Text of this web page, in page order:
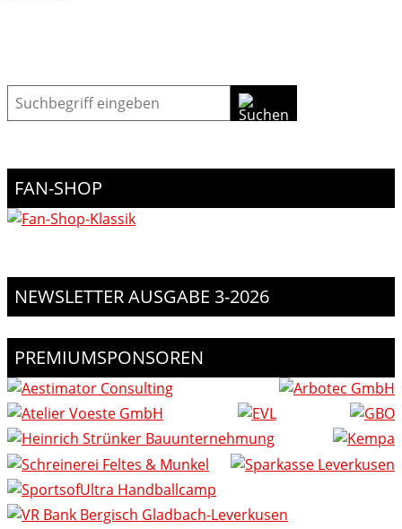
Suche
FAN-SHOP
NEWSLETTER AUSGABE 3-2026
PREMIUMSPONSOREN